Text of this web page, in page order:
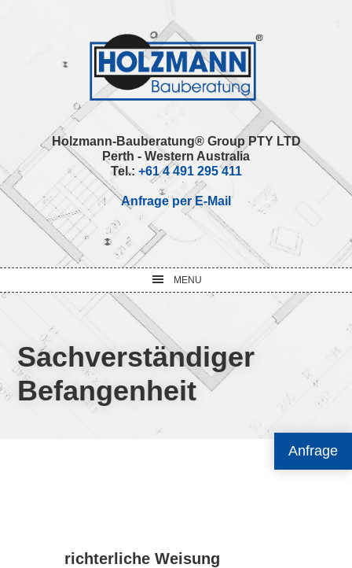
Anfrage
Holzmann-Bauberatung® Group PTY LTD
Perth - Western Australia
Tel.: +61 4 491 295 411
Anfrage per E-Mail
MENU
Sachverständiger
Befangenheit
richterliche Weisung